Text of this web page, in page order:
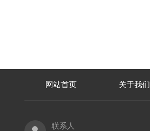
网站首页 关于我们
联系人